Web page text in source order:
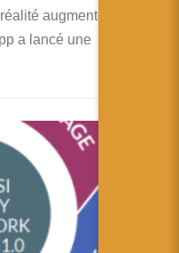
augmentée par le
a lancé une